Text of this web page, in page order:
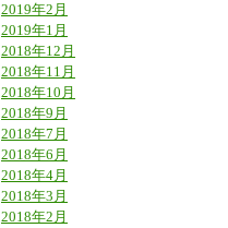
2019年2月
2019年1月
2018年12月
2018年11月
2018年10月
2018年9月
2018年7月
2018年6月
2018年4月
2018年3月
2018年2月